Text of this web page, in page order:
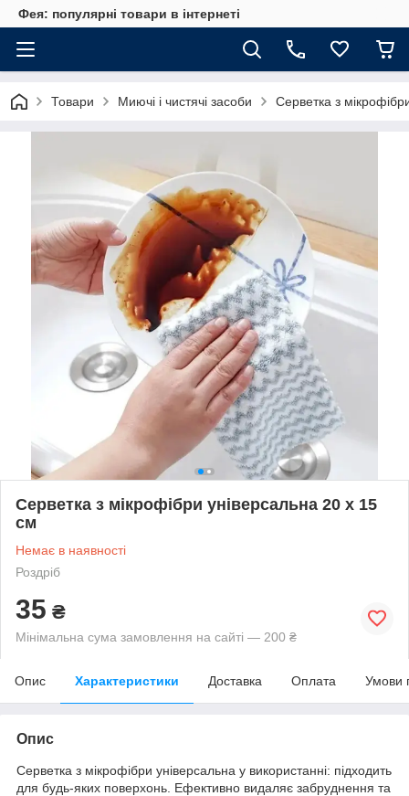
Фея: популярні товари в інтернеті
Товари Миючі і чистячі засоби Серветка з
Серветка з мікрофібри універсальна 20 х 15
см
Немає в наявності
Роздріб
35 ₴
Мінімальна сума замовлення на сайті — 200 ₴
Опис Характеристики Доставка Оплата Умови
Опис
Серветка з мікрофібри універсальна у використанні: підходить
для будь-яких поверхонь. Ефективно видаляє забруднення та